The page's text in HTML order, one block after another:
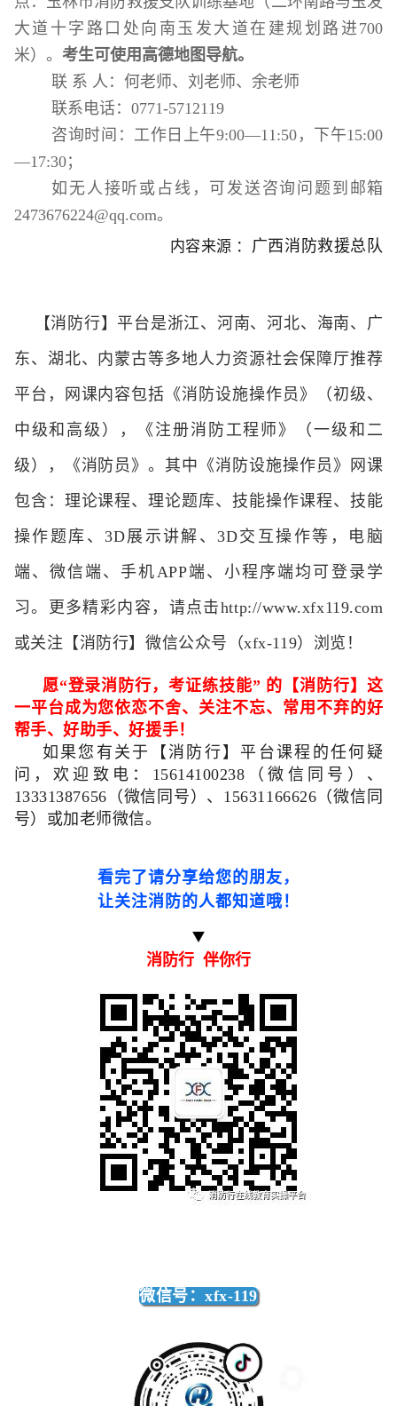
大道十字路口处 向南 玉发大道在建规划路进 700
米） 。 考生可使用高德地图导航。
联 系 人：何老师、刘老师、余老师
联系电话：0771-5712119
咨询时间：工作日上午9:00—11:50 ，下午15:00
—17:30；
如无人接听或占线，可发送咨询问题到邮箱
2473676224@qq.com。
内容来源 ： 广西消防救援总队
【消防行】平台是浙江、河南、河北、海南、广
东、湖北、内蒙古等多地人力资源社会保障厅推荐
平台，网课内容包括《消防设施操作员》（初级、
中级和高级），《注册消防工程师》（一级和二
级），《消防员》。其中《消防设施操作员》网课
包含：理论课程、理论题库、技能操作课程、技能
操作题库、3D展示讲解、3D交互操作等，电脑
端、微信端、手机APP端、小程序端均可登录学
习。更多精彩内容，请点击http://www.xfx119.com
或关注【消防行】微信公众号（xfx-119）浏览！
愿“登录消防行，考证练技能” 的【消防行】这
一平台成为您依恋不舍、关注不忘、常用不弃的好
帮手、好助手、好援手！
如果您有关于【消防行】平台课程的任何疑
问，欢迎致电： 15614100238（微信同号） 、
13331387656 （微信同号）、 15631166626（微信同
号）或加老师微信。
看完了请分享给您的朋友，
让关注消防的人都知道哦！
消防行 伴你行
微信号：xfx-119